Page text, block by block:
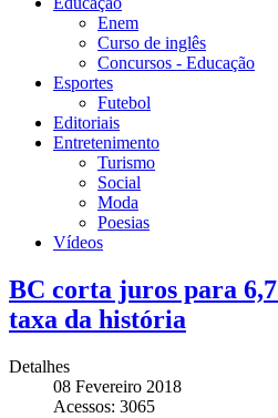
Enem
Curso de inglês
Concursos - Educação
Esportes
Futebol
Editoriais
Entretenimento
Turismo
Social
Moda
Poesias
Vídeos
BC corta juros para
taxa da história
Detalhes
08 Fevereiro 2018
Acessos: 3065